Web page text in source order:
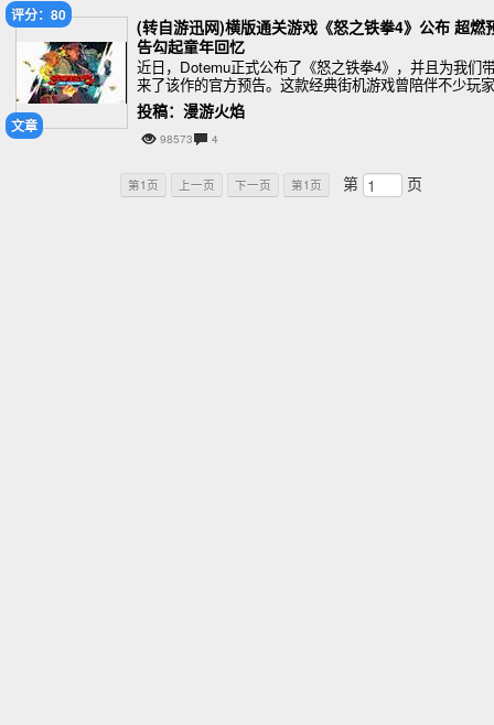
文章
评分：80
(转自游迅网)横版通关游戏《怒之铁拳4》公布 超燃
告勾起童年回忆
近日，Dotemu正式公布了《怒之铁拳4》，并且为我们
来了该作的官方预告。这款经典街机游戏曾陪伴不少玩家
度过无聊的童年，不知道大家还记得多少呢？
投稿：漫游火焰
98573 4
第1页 上一页 下一页 第1页 第 页